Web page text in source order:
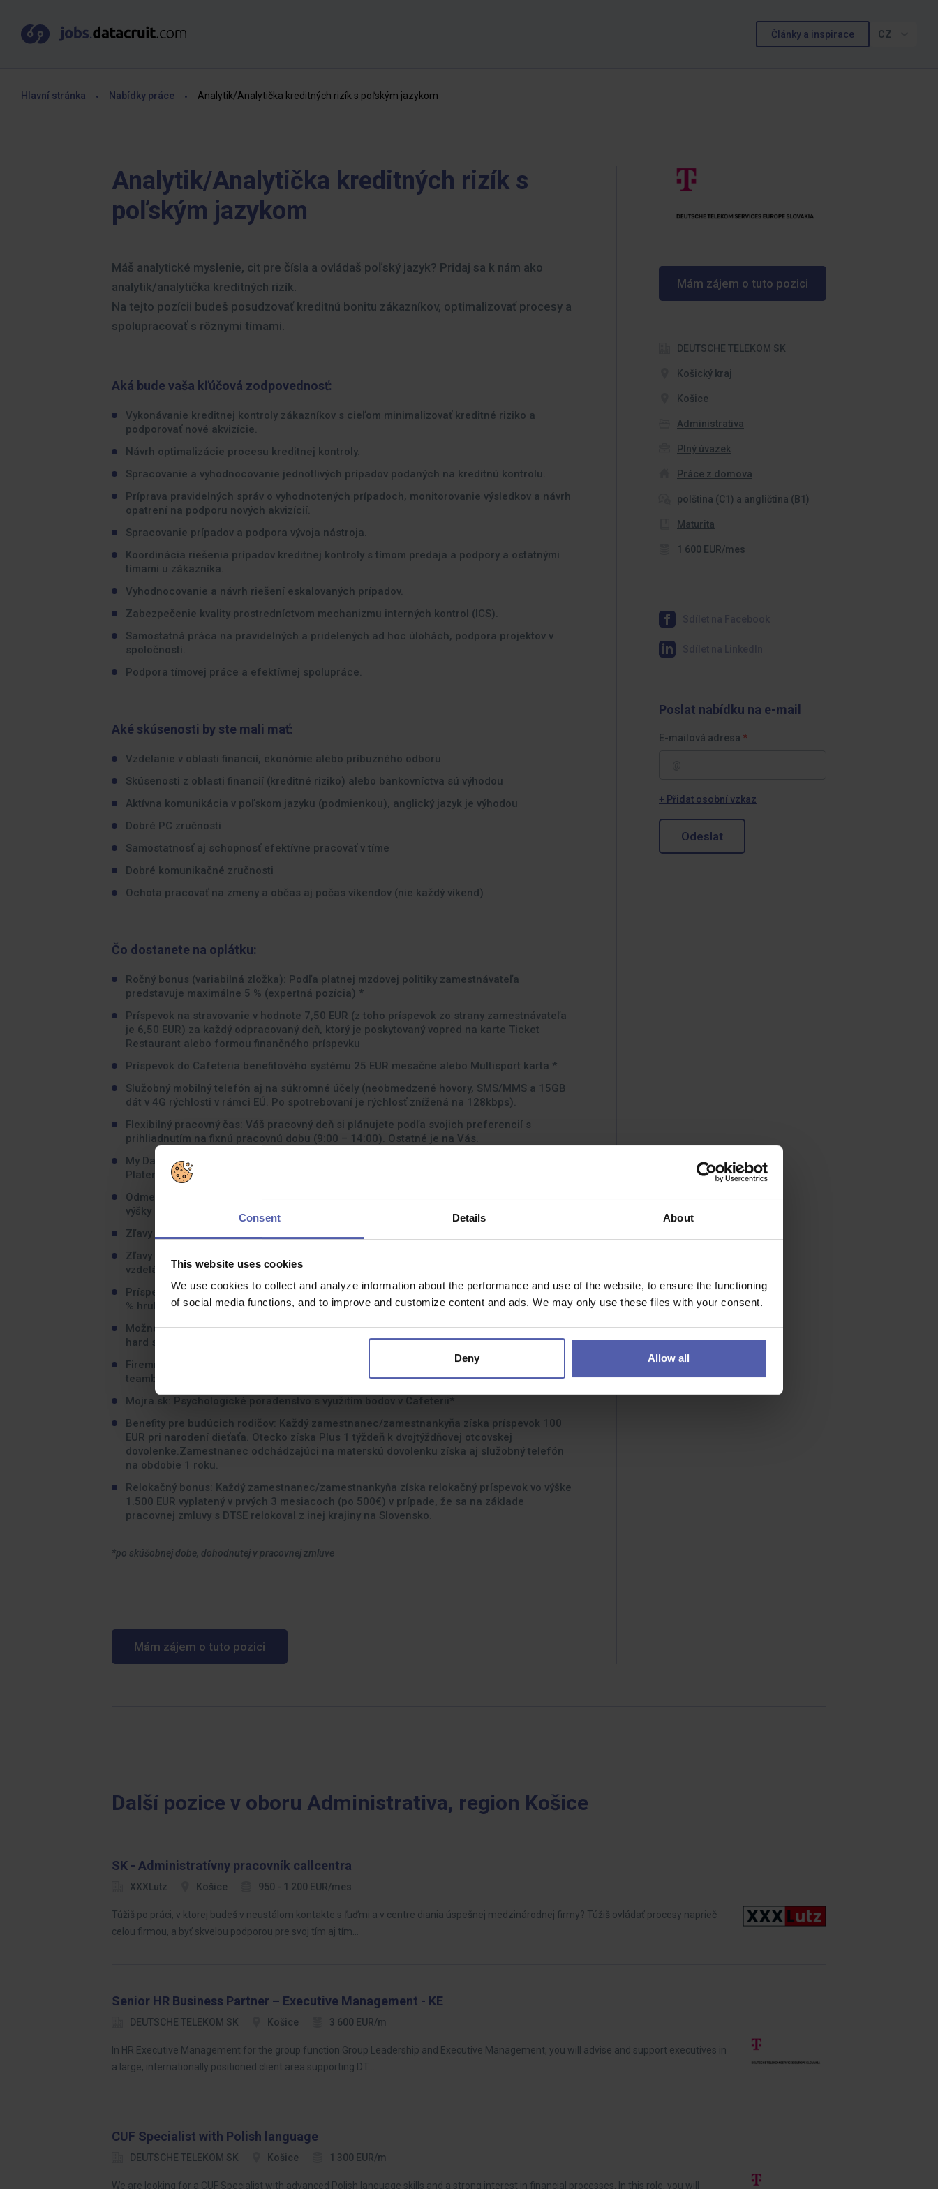
Consent Details About
This website uses cookies
We use cookies to collect and analyze information about the performance and use of the website, to ensure the functioning
of social media functions, and to improve and customize content and ads. We may only use these files with your consent.
Deny Allow all
Články a inspirace CZ
Hlavní stránka Nabídky práce Analytik/Analytička kreditných rizík s poľským jazykom
Analytik/Analytička kreditných rizík s
poľským jazykom
Mám zájem o tuto pozici
DEUTSCHE TELEKOM SK
Košický kraj
Košice
Administrativa
Plný úvazek
Práce z domova
polština (C1) a angličtina (B1)
Maturita
1 600 EUR/mes
Máš analytické myslenie, cit pre čísla a ovládaš poľský jazyk? Pridaj sa k nám ako
analytik/analytička kreditných rizík.
Na tejto pozícii budeš posudzovať kreditnú bonitu zákazníkov, optimalizovať procesy a
spolupracovať s rôznymi tímami.
Aká bude vaša kľúčová zodpovednosť:
Vykonávanie kreditnej kontroly zákazníkov s cieľom minimalizovať kreditné riziko a
podporovať nové akvizície.
Návrh optimalizácie procesu kreditnej kontroly.
Spracovanie a vyhodnocovanie jednotlivých prípadov podaných na kreditnú kontrolu.
Príprava pravidelných správ o vyhodnotených prípadoch, monitorovanie výsledkov a návrh
opatrení na podporu nových akvizícií.
Spracovanie prípadov a podpora vývoja nástroja.
Koordinácia riešenia prípadov kreditnej kontroly s tímom predaja a podpory a ostatnými
tímami u zákazníka.
Vyhodnocovanie a návrh riešení eskalovaných prípadov.
Zabezpečenie kvality prostredníctvom mechanizmu interných kontrol (ICS).
Samostatná práca na pravidelných a pridelených ad hoc úlohách, podpora projektov v
spoločnosti.
Podpora tímovej práce a efektívnej spolupráce.
Aké skúsenosti by ste mali mať:
Vzdelanie v oblasti financií, ekonómie alebo príbuzného odboru
Skúsenosti z oblasti financií (kreditné riziko) alebo bankovníctva sú výhodou
Aktívna komunikácia v poľskom jazyku (podmienkou), anglický jazyk je výhodou
Dobré PC zručnosti
Samostatnosť aj schopnosť efektívne pracovať v tíme
Dobré komunikačné zručnosti
Ochota pracovať na zmeny a občas aj počas víkendov (nie každý víkend)
Čo dostanete na oplátku:
Ročný bonus (variabilná zložka): Podľa platnej mzdovej politiky zamestnávateľa
predstavuje maximálne 5 % (expertná pozícia) *
Príspevok na stravovanie v hodnote 7,50 EUR (z toho príspevok zo strany zamestnávateľa
je 6,50 EUR) za každý odpracovaný deň, ktorý je poskytovaný vopred na karte Ticket
Restaurant alebo formou finančného príspevku
Príspevok do Cafeteria benefitového systému 25 EUR mesačne alebo Multisport karta *
Služobný mobilný telefón aj na súkromné účely (neobmedzené hovory, SMS/MMS a 15GB
dát v 4G rýchlosti v rámci EÚ. Po spotrebovaní je rýchlosť znížená na 128kbps).
Flexibilný pracovný čas: Váš pracovný deň si plánujete podľa svojich preferencií s
prihliadnutím na fixnú pracovnú dobu (9:00 – 14:00). Ostatné je na Vás.
My Days: Nárok na 1 a viac My Days bez nutnosti preukázania potvrdenia od doktora.
Platené voľno pre rodičov prvákov v prvý školský deň *
Odmena za úspešné odporučenie nového zamestnanca na trvalý pracovný pomer až do
výšky 1 700 EUR.
Zľavy až do 50 % na Telekom produkty v oblasti internetu, pevnej linky a paušálov.
Zľavy u desiatky partnerov v oblasti zdravia, športu, módy, kultúry, cestovania, bývania či
vzdelávania. *
Príspevok do doplnkovej dôchodkovej spoločnosti podľa výberu zamestnanca vo výške 1,5
% hrubej mzdy. *
Možnosti kariérneho rastu a vzdelávania prostredníctvom školení so zameraním na soft aj
hard skills. Príspevok 180 EUR na jazykové vzdelávanie pri každom výročí v DTSE SK.
Firemné podujatia: Letná a Vianočná párty, Mikuláš, Dni zdravia, darovanie krvi,
teambuildingy a i.
Mojra.sk: Psychologické poradenstvo s využitím bodov v Cafeterii*
Benefity pre budúcich rodičov: Každý zamestnanec/zamestnankyňa získa príspevok 100
EUR pri narodení dieťaťa. Otecko získa Plus 1 týždeň k dvojtýždňovej otcovskej
dovolenke.Zamestnanec odchádzajúci na materskú dovolenku získa aj služobný telefón
na obdobie 1 roku.
Relokačný bonus: Každý zamestnanec/zamestnankyňa získa relokačný príspevok vo výške
1.500 EUR vyplatený v prvých 3 mesiacoch (po 500€) v prípade, že sa na základe
pracovnej zmluvy s DTSE relokoval z inej krajiny na Slovensko.
*po skúšobnej dobe, dohodnutej v pracovnej zmluve
Mám zájem o tuto pozici
Poslat nabídku na e-mail
E-mailová adresa
+ Přidat osobní vzkaz
Odeslat
Další pozice v oboru Administrativa, region Košice
SK - Administratívny pracovník callcentra
XXXLutz Košice 950 - 1 200 EUR/mes
Túžiš po práci, v ktorej budeš v neustálom kontakte s ľuďmi a v centre diania úspešnej medzinárodnej firmy? Túžiš ovládať procesy naprieč
celou firmou, a byť skvelou podporou pre svoj tím aj tím…
Senior HR Business Partner – Executive Management - KE
DEUTSCHE TELEKOM SK Košice 3 600 EUR/m
In HR Executive Management for the group function Group Leadership and Executive Management, you will advise and support executives in
a large, internationally positioned client area supporting DT…
CUF Specialist with Polish language
DEUTSCHE TELEKOM SK Košice 1 300 EUR/m
We are looking for a CUF Specialist with advanced Polish language skills and a strong interest in financial processes. In this role, you will